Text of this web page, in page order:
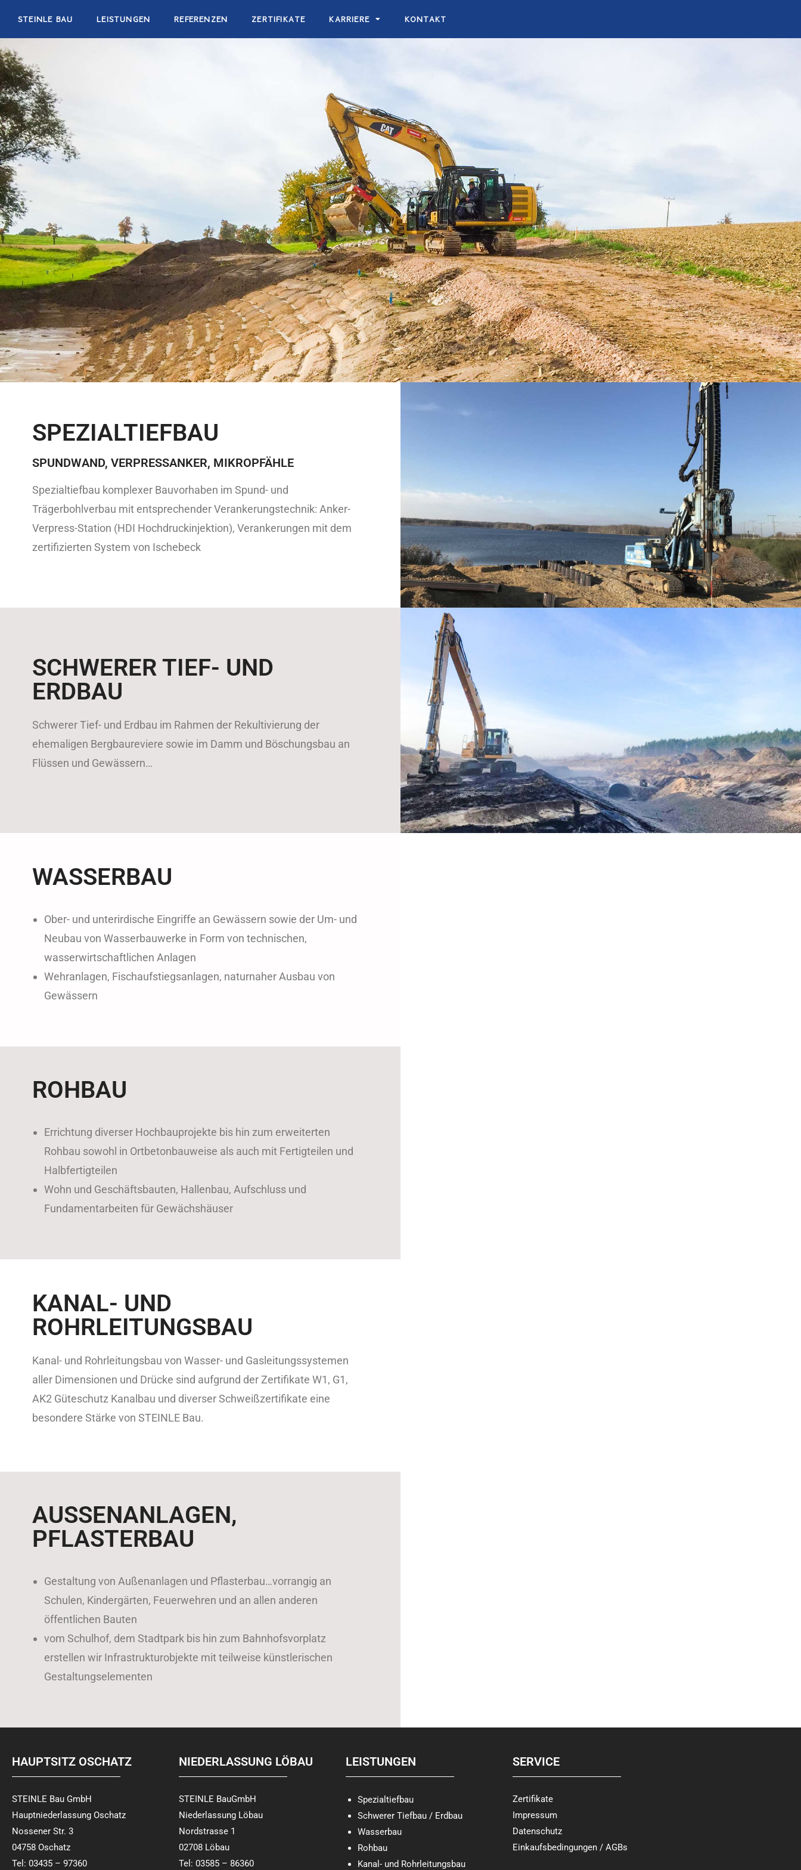
STEINLE BAU LEISTUNGEN REFERENZEN ZERTIFIKATE KARRIERE KONTAKT
SPEZIALTIEFBAU
SPUNDWAND, VERPRESSANKER, MIKROPFÄHLE
Spezialtiefbau komplexer Bauvorhaben im Spund- und
Trägerbohlverbau mit entsprechender Verankerungstechnik: Anker-
Verpress-Station (HDI Hochdruckinjektion), Verankerungen mit dem
zertifizierten System von Ischebeck
SCHWERER TIEF- UND
ERDBAU
Schwerer Tief- und Erdbau im Rahmen der Rekultivierung der
ehemaligen Bergbaureviere sowie im Damm und Böschungsbau an
Flüssen und Gewässern…
WASSERBAU
Ober- und unterirdische Eingriffe an Gewässern sowie der Um- und
Neubau von Wasserbauwerke in Form von technischen,
wasserwirtschaftlichen Anlagen
Wehranlagen, Fischaufstiegsanlagen, naturnaher Ausbau von
Gewässern
ROHBAU
Errichtung diverser Hochbauprojekte bis hin zum erweiterten
Rohbau sowohl in Ortbetonbauweise als auch mit Fertigteilen und
Halbfertigteilen
Wohn und Geschäftsbauten, Hallenbau, Aufschluss und
Fundamentarbeiten für Gewächshäuser
KANAL- UND
ROHRLEITUNGSBAU
Kanal- und Rohrleitungsbau von Wasser- und Gasleitungssystemen
aller Dimensionen und Drücke sind aufgrund der Zertifikate W1, G1,
AK2 Güteschutz Kanalbau und diverser Schweißzertifikate eine
besondere Stärke von STEINLE Bau.
AUSSENANLAGEN, P
FLASTERBAU
Gestaltung von Außenanlagen und Pflasterbau…vorrangig an
Schulen, Kindergärten, Feuerwehren und an allen anderen
öffentlichen Bauten
vom Schulhof, dem Stadtpark bis hin zum Bahnhofsvorplatz
erstellen wir Infrastrukturobjekte mit teilweise künstlerischen
Gestaltungselementen
HAUPTSITZ OSCHATZ
STEINLE Bau GmbH
Hauptniederlassung Oschatz
Nossener Str. 3
04758 Oschatz
Tel: 03435 – 97360
NIEDERLASSUNG LÖBAU
STEINLE BauGmbH
Niederlassung Löbau
Nordstrasse 1
02708 Löbau
Tel: 03585 – 86360
LEISTUNGEN
Spezialtiefbau
Schwerer Tiefbau / Erdbau
Wasserbau
Rohbau
Kanal- und Rohrleitungsbau
SERVICE
Zertifikate
Impressum
Datenschutz
Einkaufsbedingungen / AGBs